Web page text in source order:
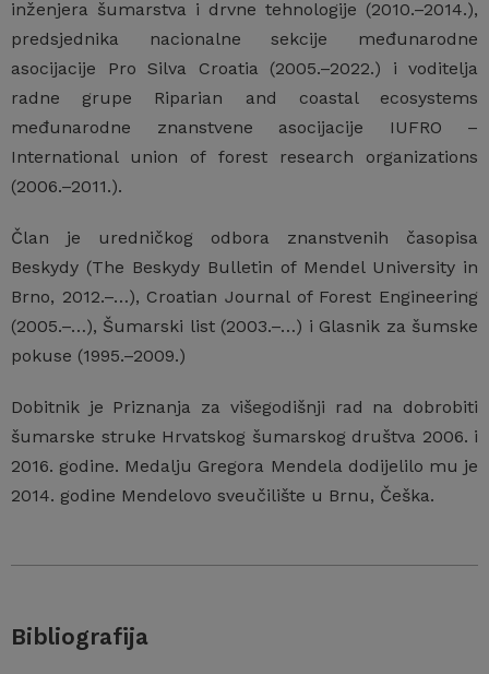
inženjera šumarstva i drvne tehnologije (2010.–2014.),
predsjednika nacionalne sekcije međunarodne
asocijacije Pro Silva Croatia (2005.–2022.) i voditelja
radne grupe Riparian and coastal ecosystems
međunarodne znanstvene asocijacije IUFRO –
International union of forest research organizations
(2006.–2011.).
Član je uredničkog odbora znanstvenih časopisa
Beskydy (The Beskydy Bulletin of Mendel University in
Brno, 2012.–…), Croatian Journal of Forest Engineering
(2005.–…), Šumarski list (2003.–…) i Glasnik za šumske
pokuse (1995.–2009.)
Dobitnik je Priznanja za višegodišnji rad na dobrobiti
šumarske struke Hrvatskog šumarskog društva 2006. i
2016. godine. Medalju Gregora Mendela dodijelilo mu je
2014. godine Mendelovo sveučilište u Brnu, Češka.
Bibliografija